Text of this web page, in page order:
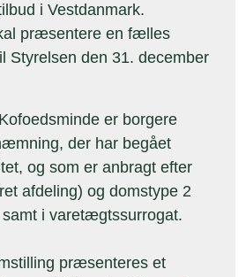
i Vestdanmark.
præsentere en fælles
Styrelsen den 31. december
er borgere
der har begået
og som er anbragt efter
afdeling) og domstype 2
i varetægtssurrogat.
præsenteres et